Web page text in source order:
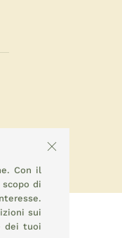
Con il
di
sui
dei tuoi